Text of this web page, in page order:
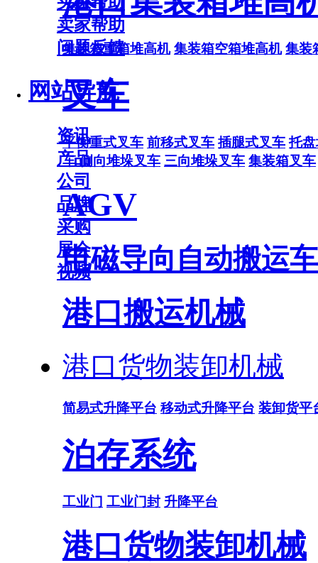
卖家帮助
问题反馈
网站导航
资讯
产品
公司
品牌
采购
展会
视频
集装箱重箱堆高机 集装箱空箱堆高机 集装
叉车
平衡重式叉车 前移式叉车 插腿式叉车 托
车 侧向堆垛叉车 三向堆垛叉车 集装箱叉车
AGV
电磁导向自动搬运车
港口搬运机械
港口货物装卸机械
简易式升降平台 移动式升降平台 装卸货平
泊存系统
工业门 工业门封 升降平台
港口货物装卸机械